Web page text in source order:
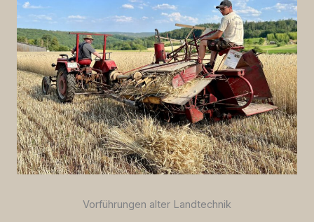
Vorführungen alter Landtechnik